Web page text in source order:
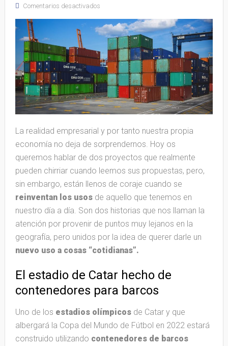
Comentarios desactivados
La realidad empresarial y por tanto nuestra propia
economía no deja de sorprendernos. Hoy os
queremos hablar de dos proyectos que realmente
pueden chirriar cuando leemos sus propuestas, pero,
sin embargo, están llenos de coraje cuando se
reinventan los usosde aquello que tenemos en
nuestro día a día. Son dos historias que nos llaman la
atención por provenir de puntos muy lejanos en la
geografía, pero unidos por la idea de querer darle un
nuevo uso a cosas “cotidianas”.
El estadio de Catar hecho de
contenedores para barcos
Uno de los estadios olímpicosde Catar y que
albergará la Copa del Mundo de Fútbol en 2022 estará
construido utilizando contenedores de barcos